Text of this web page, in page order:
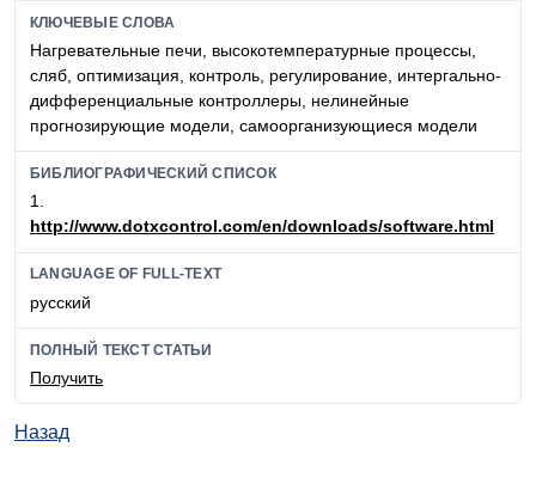
КЛЮЧЕВЫЕ СЛОВА
Нагревательные печи, высокотемпературные процессы,
сляб, оптимизация, контроль, регулирование, интергально-
дифференциальные контроллеры, нелинейные
прогнозирующие модели, самоорганизующиеся модели
БИБЛИОГРАФИЧЕСКИЙ СПИСОК
1.
http://www.dotxcontrol.com/en/downloads/software.html
LANGUAGE OF FULL-TEXT
русский
ПОЛНЫЙ ТЕКСТ СТАТЬИ
Получить
Назад